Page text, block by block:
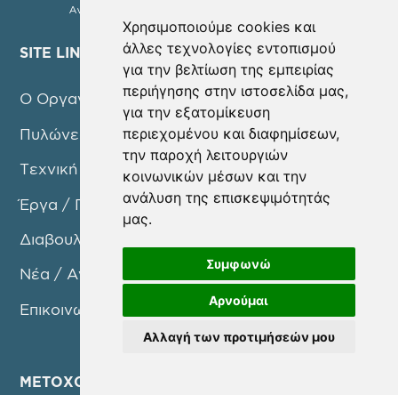
Χρησιμοποιούμε cookies και
άλλες τεχνολογίες εντοπισμού
για την βελτίωση της εμπειρίας
περιήγησης στην ιστοσελίδα μας,
για την εξατομίκευση
περιεχομένου και διαφημίσεων,
την παροχή λειτουργιών
κοινωνικών μέσων και την
ανάλυση της επισκεψιμότητάς
μας.
Συμφωνώ
Αρνούμαι
Αλλαγή των προτιμήσεών μου
SITE LINKS
Ο Οργανισμός
Πυλώνες Δράσης
Τεχνική Υπηρεσία
Έργα / Προγράμματα
Διαβουλεύσεις
Νέα / Ανακοινώσεις
Επικοινωνία
ΜΕΤΟΧΟΙ